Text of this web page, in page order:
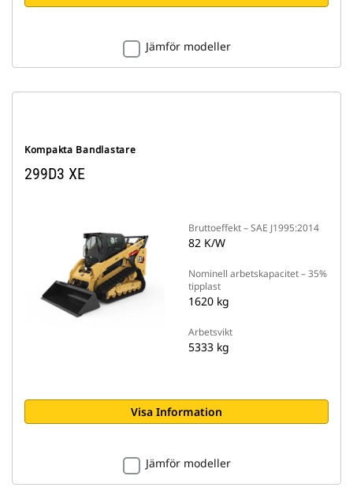
Jämför modeller
Kompakta Bandlastare
299D3 XE
Bruttoeffekt – SAE J1995:2014
82 K/W
Nominell arbetskapacitet – 35%
tipplast
1620 kg
Arbetsvikt
5333 kg
Visa Information
Jämför modeller